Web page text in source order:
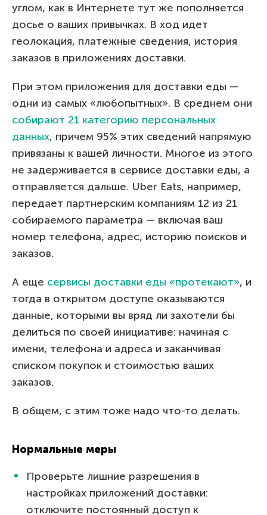
углом, как в Интернете тут же пополняется
досье о ваших привычках. В ход идет
геолокация, платежные сведения, история
заказов в приложениях доставки.
При этом приложения для доставки еды —
одни из самых «любопытных». В среднем они
собирают 21 категорию персональных
данных, причем 95% этих сведений напрямую
привязаны к вашей личности. Многое из этого
не задерживается в сервисе доставки еды, а
отправляется дальше. Uber Eats, например,
передает партнерским компаниям 12 из 21
собираемого параметра — включая ваш
номер телефона, адрес, историю поисков и
заказов.
А еще сервисы доставки еды «протекают», и
тогда в открытом доступе оказываются
данные, которыми вы вряд ли захотели бы
делиться по своей инициативе: начиная с
имени, телефона и адреса и заканчивая
списком покупок и стоимостью ваших
заказов.
В общем, с этим тоже надо что-то делать.
Нормальные меры
Проверьте лишние разрешения в
настройках приложений доставки:
отключите постоянный доступ к